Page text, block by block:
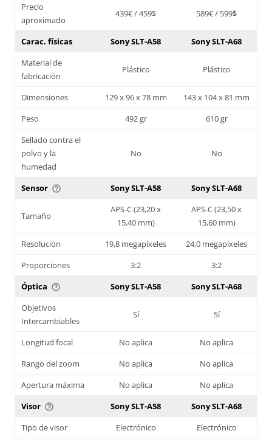
Precio
aproximado
439€ / 459$ 589€ / 599$
Carac. físicas Sony SLT-A58
Sony SLT-A68
Material de
fabricación
Plástico Plástico
Dimensiones 129 x 96 x 78 mm
143 x 104 x 81 mm
Peso
492 gr
610 gr
Sellado contra el
polvo y la
humedad
No No
Sensor help_outline Sony SLT-A58 Sony SLT-A68
Tamaño
APS-C (23,20 x
15,40 mm)
APS-C (23,50 x
15,60 mm)
Resolución
19,8 megapíxeles
24,0 megapíxeles
Proporciones
3:2
3:2
Óptica help_outline Sony SLT-A58
Sony SLT-A68
Objetivos
Intercambiables
Sí Sí
Longitud focal No aplica
No aplica
Rango del zoom
No aplica
No aplica
Apertura máxima
No aplica
No aplica
Visor help_outline Sony SLT-A58
Sony SLT-A68
Tipo de visor
Electrónico
Electrónico